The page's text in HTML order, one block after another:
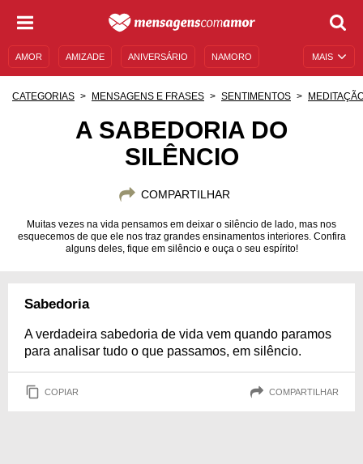
MAIS
AMOR AMIZADE ANIVERSÁRIO NAMORO
MENSAGENS DE ANIVERSÁRIO
CATEGORIAS MENSAGENS E FRASES SENTIMENTOS
A SABEDORIA DO
SILÊNCIO
COMPARTILHAR
Muitas vezes na vida pensamos em deixar o silêncio de lado, mas nos
esquecemos de que ele nos traz grandes ensinamentos interiores. Confira
alguns deles, fique em silêncio e ouça o seu espírito!
Sabedoria
A verdadeira sabedoria de vida vem quando paramos
para analisar tudo o que passamos, em silêncio.
COPIAR COMPARTILHAR